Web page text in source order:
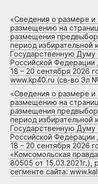
«Сведения о размере и
размещению на
размещения
период избирательной
Государственную
Российской Федерации
18 – 20 сентября 2026
www.kp40.ru (св-во Эл
«Сведения о размере и
размещению на
размещения
период избирательной
Государственную
Российской Федерации
18 – 20 сентября 2026
«Комсомольская
80505 от 15.03.2021г.),
сегменте сайта: